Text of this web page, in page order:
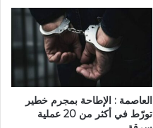
العاصمة : الإطاحة بمجرم خطير
تورّط في أكثر من 20 عملية